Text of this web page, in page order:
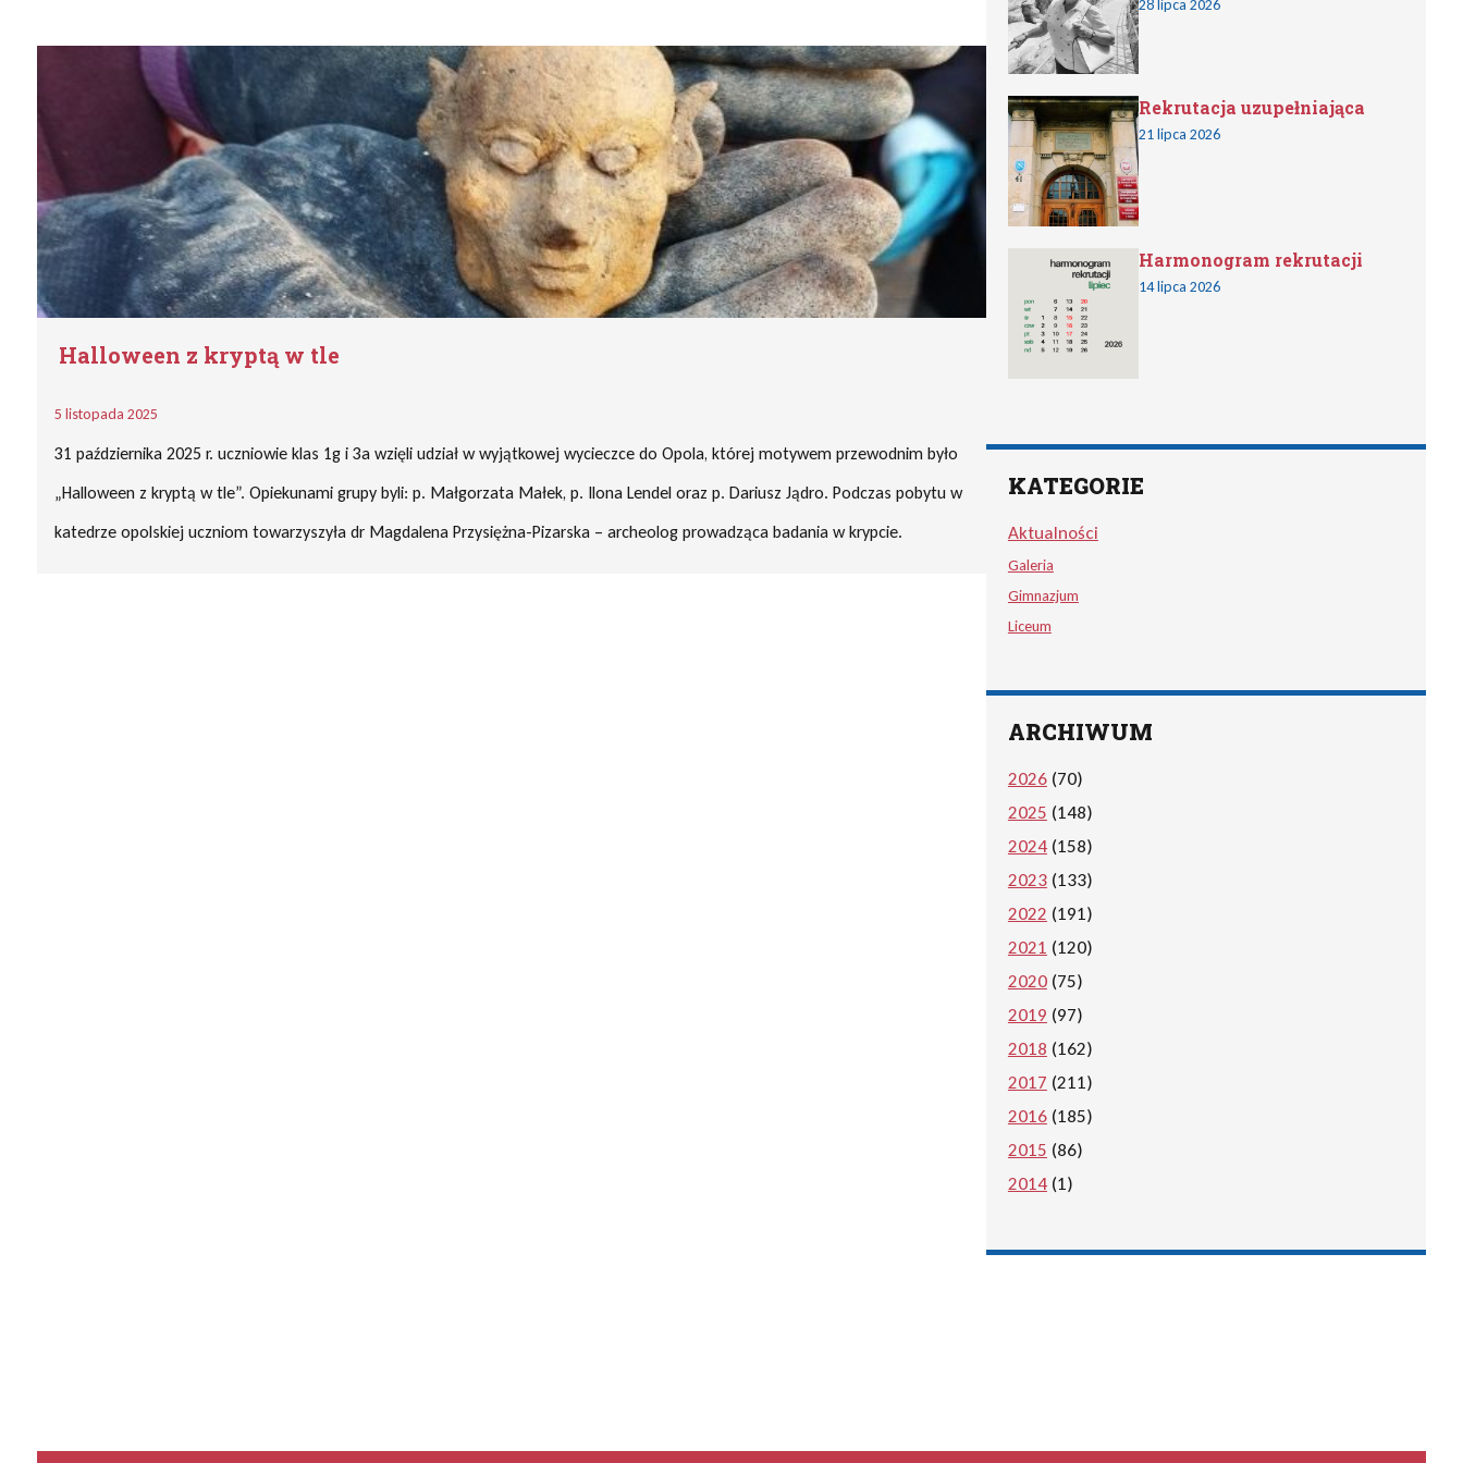
Halloween z kryptą w tle
5 listopada 2025
31 października 2025 r. uczniowie klas 1g i 3a wzięli udział w wyjątkowej wycieczce do Opola, której motywem przewodnim było
„Halloween z kryptą w tle”. Opiekunami grupy byli: p. Małgorzata Małek, p. Ilona Lendel oraz p. Dariusz Jądro. Podczas pobytu w
katedrze opolskiej uczniom towarzyszyła dr Magdalena Przysiężna-Pizarska – archeolog prowadząca badania w krypcie.
28 lipca 2026
Rekrutacja uzupełniająca
21 lipca 2026
Harmonogram rekrutacji
14 lipca 2026
KATEGORIE
Aktualności
Galeria
Gimnazjum
Liceum
ARCHIWUM
2026(70)
2025 (148)
2024(158)
2023(133)
2022 (191)
2021 (120)
2020(75)
2019 (97)
2018 (162)
2017 (211)
2016(185)
2015 (86)
2014(1)